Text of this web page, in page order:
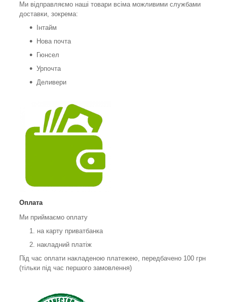
Ми відправляємо наші товари всіма можливими службами
доставки, зокрема:
Інтайм
Нова почта
Гюнсел
Урпочта
Деливери
Оплата
Ми приймаємо оплату
на карту приватбанка
накладний платіж
Під час оплати накладеною платежею, передбачено 100 грн
(тільки під час першого замовлення)